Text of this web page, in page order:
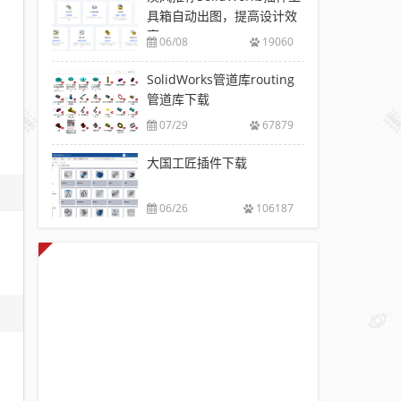
具箱自动出图，提高设计效
率06/08 19060
SolidWorks管道库routing
管道库下载
07/29 67879
大国工匠插件下载
06/26 106187